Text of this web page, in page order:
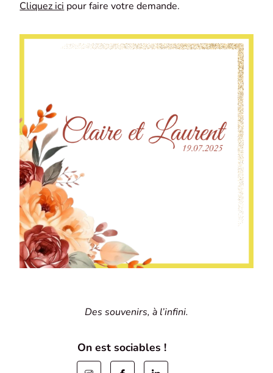
Cliquez ici pour faire votre demande.
Des souvenirs, à l’infini.
On est sociables !